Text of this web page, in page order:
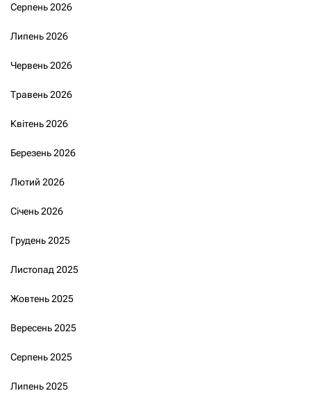
Серпень 2026
Липень 2026
Червень 2026
Травень 2026
Квітень 2026
Березень 2026
Лютий 2026
Січень 2026
Грудень 2025
Листопад 2025
Жовтень 2025
Вересень 2025
Серпень 2025
Липень 2025